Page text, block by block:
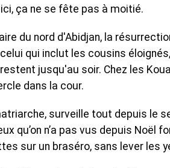
ça ne se fête pas à moitié.
du nord d'Abidjan, la
qui inclut les cousins
jusqu'au soir. Chez les
dans la cour.
surveille tout depuis le
qu’on n’a pas vus depuis Noël
sur un braséro, sans lever les